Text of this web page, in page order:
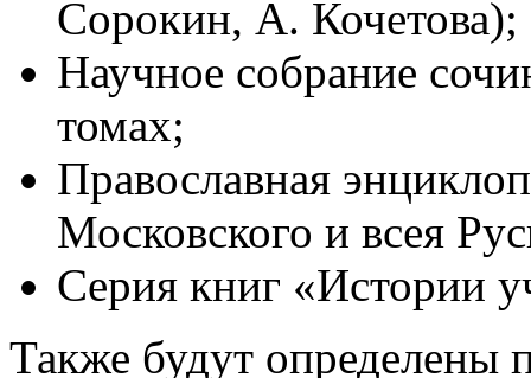
Сорокин, А. Кочетова);
Научное собрание
томах;
Православная
Московского и всея
Серия книг «Истории
Также будут определены